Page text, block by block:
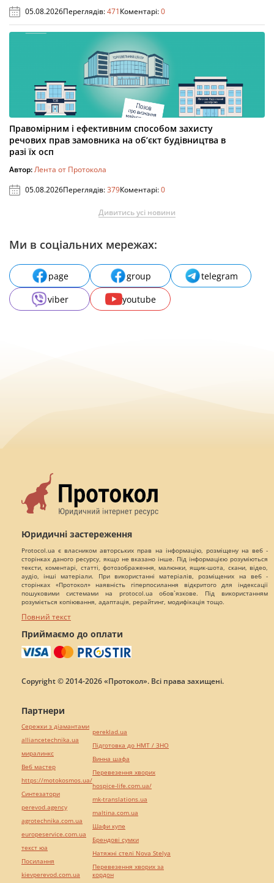
05.08.2026Переглядів:471Коментарі:0
Правомірним і ефективним способом захисту
речових прав замовника на об’єкт будівництва в
разі їх осп
Автор:Лента от Протокола
05.08.2026Переглядів:379Коментарі:0
Дивитись усі новини
Ми в соціальних мережах:
page group
telegram
viber
youtube
Юридичні застереження
Protocol.ua є власником авторських прав на інформацію, розміщену на веб -
сторінках даного ресурсу, якщо не вказано інше. Під інформацією розуміються
тексти, коментарі, статті, фотозображення, малюнки, ящик-шота, скани, відео,
аудіо, інші матеріали. При використанні матеріалів, розміщених на веб -
сторінках «Протокол» наявність гіперпосилання відкритого для індексації
пошуковими системами на protocol.ua обов`язкове. Під використанням
розуміється копіювання, адаптація, рерайтинг, модифікація тощо.
Повний текст
Приймаємо до оплати
Copyright © 2014-2026 «Протокол». Всі права захищені.
Партнери
Сережки з діамантами
alliancetechnika.ua
миралинкс
Веб мастер
https://motokosmos.ua/
Синтезатори
perevod.agency
agrotechnika.com.ua
europeservice.com.ua
текст юа
Посилання
kievperevod.com.ua
pereklad.ua
Підготовка до НМТ / ЗНО
Винна шафа
Перевезення хворих
hospice-life.com.ua/
mk-translations.ua
maltina.com.ua
Шафи купе
Брендові сумки
Натяжні стелі Nova Stelya
Перевезення хворих за
кордон